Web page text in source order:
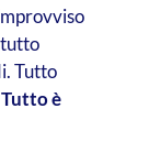
tutto
Tutto
Tutto è